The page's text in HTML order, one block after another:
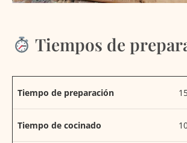
Tiempos de
Tiempo de preparación
Tiempo de cocinado